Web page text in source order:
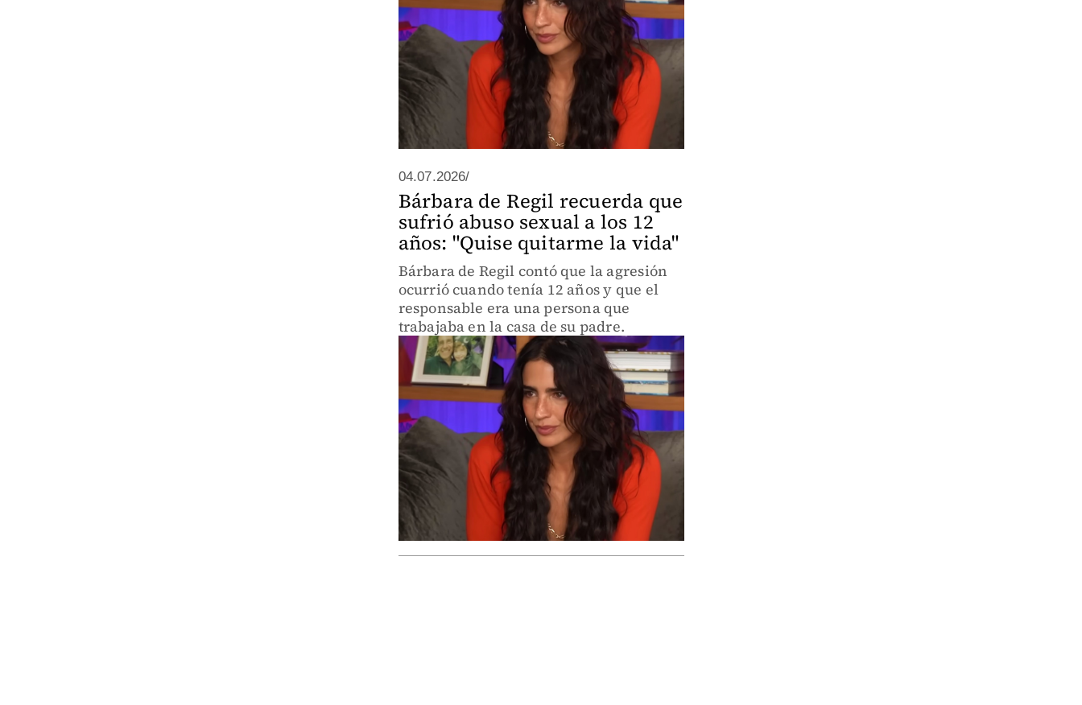
04.07.2026/
Bárbara de Regil recuerda que
sufrió abuso sexual a los 12
años: "Quise quitarme la vida"
Bárbara de Regil contó que la agresión
ocurrió cuando tenía 12 años y que el
responsable era una persona que
trabajaba en la casa de su padre.